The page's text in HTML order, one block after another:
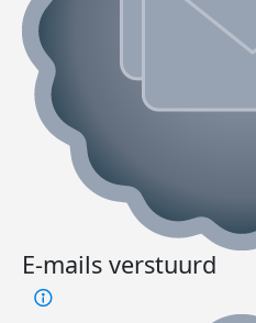
E-mails verstuurd